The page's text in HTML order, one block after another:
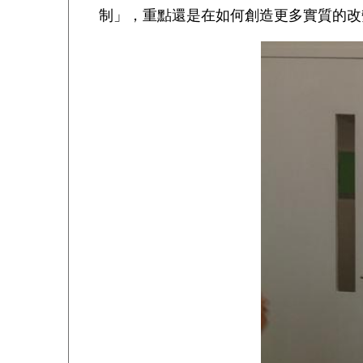
制」，重點還是在如何創造更多實質的